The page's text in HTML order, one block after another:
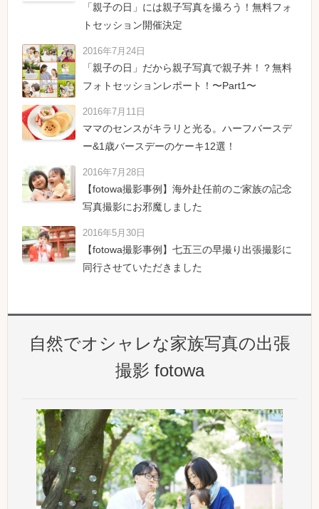
「親子の日」には親子写真を撮ろう！無料フォ
トセッション開催決定
2016年7月24日
「親子の日」だから親子写真で親子丼！？無料
フォトセッションレポート！〜Part1〜
2016年7月11日
ママのセンスがキラリと光る。ハーフバースデ
ー&1歳バースデーのケーキ12選！
2016年7月28日
【fotowa撮影事例】海外赴任前のご家族の記念
写真撮影にお邪魔しました
2016年5月30日
【fotowa撮影事例】七五三の早撮り出張撮影に
同行させていただきました
自然でオシャレな家族写真の出張
撮影 fotowa